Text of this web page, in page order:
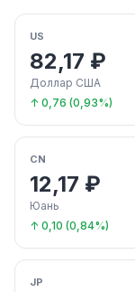
US
82,17 ₽
Доллар США
↑ 0,76 (0,93%)
CN
12,17 ₽
Юань
↑ 0,10 (0,84%)
JP